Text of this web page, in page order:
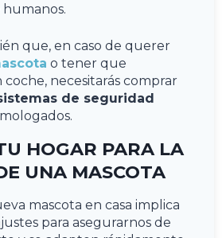
humanos.
que, en caso de querer
o tener que
necesitarás comprar
de seguridad
HOGAR PARA LA
UNA MASCOTA
mascota en casa implica
para asegurarnos de